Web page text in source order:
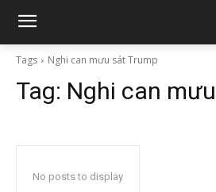
Tags Nghi can mưu sát Trump
Tag: Nghi can
No posts to display